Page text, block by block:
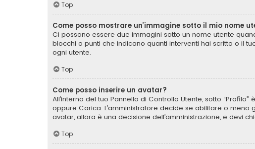
Top
Come posso mostrare un’immagine sotto il mio nome
Ci possono essere due immagini sotto un nome utente
blocchi o punti che indicano quanti interventi hai scritto o il
ogni utente.
Top
Come posso inserire un avatar?
All’interno del tuo Pannello di Controllo Utente, sotto
oppure Carica. L’amministratore decide se abilitare o
avatar, allora è una decisione dell’amministrazione, e devi
Top